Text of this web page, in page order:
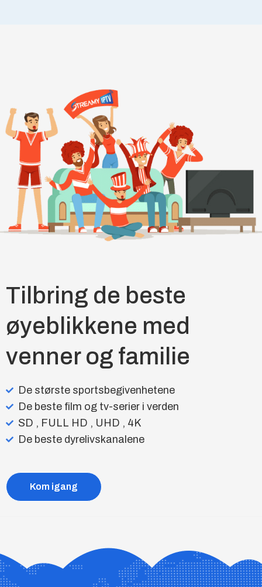
Tilbring de beste
øyeblikkene med
venner og familie
De største sportsbegivenhetene
De beste film og tv-serier i verden
SD , FULL HD , UHD , 4K
De beste dyrelivskanalene
Kom igang